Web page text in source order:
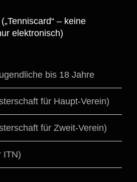
– keine
elektronisch)
bis 18 Jahre
für Haupt-Verein)
für Zweit-Verein)
ITN)